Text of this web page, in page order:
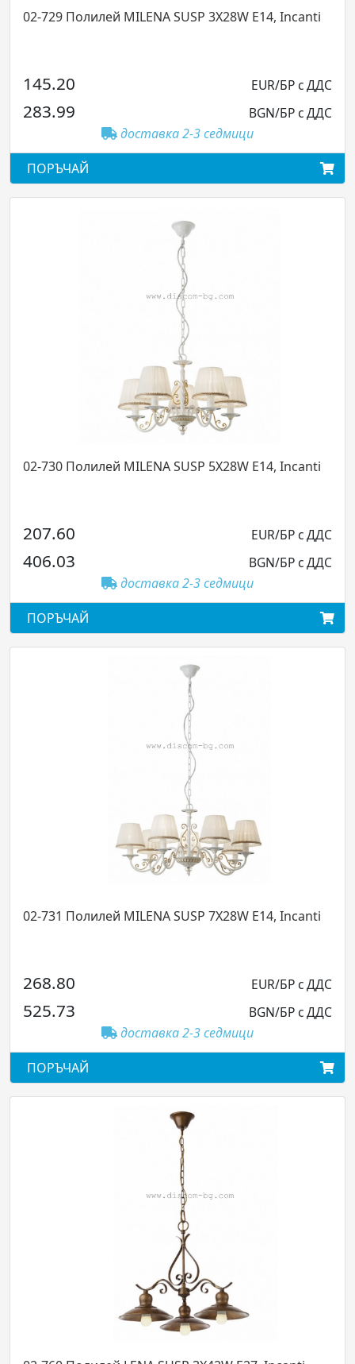
02-729 Полилей MILENA SUSP 3X28W E14, Incanti
145.20 EUR/БР с ДДС
283.99
BGN/БР с ДДС
доставка 2-3 седмици
ПОРЪЧАЙ
02-730 Полилей MILENA SUSP 5X28W E14, Incanti
207.60 EUR/БР с ДДС
406.03
BGN/БР с ДДС
доставка 2-3 седмици
ПОРЪЧАЙ
02-731 Полилей MILENA SUSP 7X28W E14, Incanti
268.80 EUR/БР с ДДС
525.73
BGN/БР с ДДС
доставка 2-3 седмици
ПОРЪЧАЙ